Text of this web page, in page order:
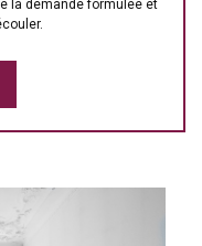
la demande formulée et